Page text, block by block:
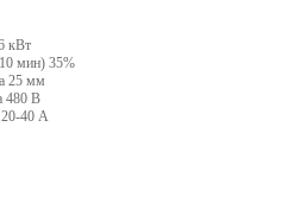
кВт
мин) 35%
25 мм
480 В
20-40 А